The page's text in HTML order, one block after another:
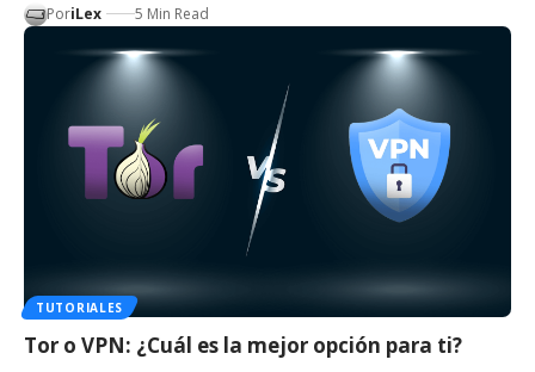
PoriLex 5 Min Read
TUTORIALES
Tor o VPN: ¿Cuál es la mejor opción para ti?